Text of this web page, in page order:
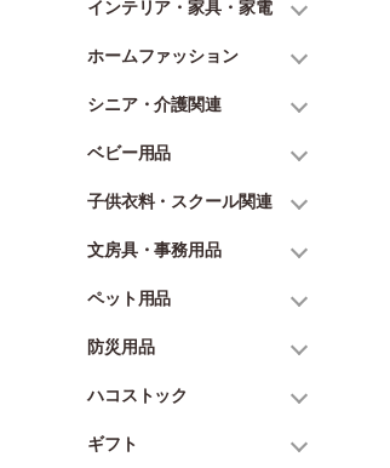
インテリア・家具・家電
ホームファッション
シニア・介護関連
ベビー用品
子供衣料・スクール関連
文房具・事務用品
ペット用品
防災用品
ハコストック
ギフト